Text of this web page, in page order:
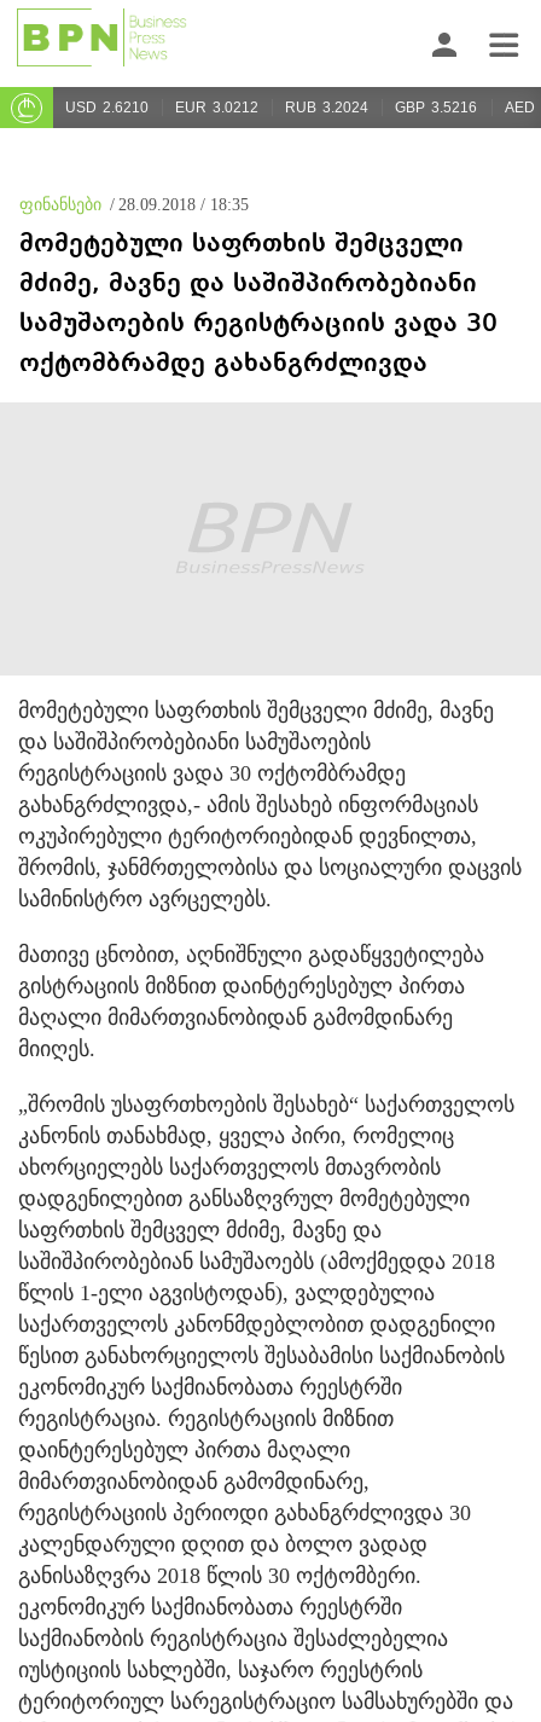
USD 2.6210 EUR 3.0212 RUB 3.2024 GBP 3.5216 AED
ფინანსები / 28.09.2018 / 18:35
მომეტებული საფრთხის შემცველი
მძიმე, მავნე და საშიშპირობებიანი
სამუშაოების რეგისტრაციის ვადა 30
ოქტომბრამდე გახანგრძლივდა
მომეტებული საფრთხის შემცველი მძიმე, მავნე
და საშიშპირობებიანი სამუშაოების
რეგისტრაციის ვადა 30 ოქტომბრამდე
გახანგრძლივდა,- ამის შესახებ ინფორმაციას
ოკუპირებული ტერიტორიებიდან დევნილთა,
შრომის, ჯანმრთელობისა და სოციალური დაცვის
სამინისტრო ავრცელებს.
მათივე ცნობით, აღნიშნული გადაწყვეტილება
გისტრაციის მიზნით დაინტერესებულ პირთა
მაღალი მიმართვიანობიდან გამომდინარე
მიიღეს.
„შრომის უსაფრთხოების შესახებ“ საქართველოს
კანონის თანახმად, ყველა პირი, რომელიც
ახორციელებს საქართველოს მთავრობის
დადგენილებით განსაზღვრულ მომეტებული
საფრთხის შემცველ მძიმე, მავნე და
საშიშპირობებიან სამუშაოებს (ამოქმედდა 2018
წლის 1-ელი აგვისტოდან), ვალდებულია
საქართველოს კანონმდებლობით დადგენილი
წესით განახორციელოს შესაბამისი საქმიანობის
ეკონომიკურ საქმიანობათა რეესტრში
რეგისტრაცია. რეგისტრაციის მიზნით
დაინტერესებულ პირთა მაღალი
მიმართვიანობიდან გამომდინარე,
რეგისტრაციის პერიოდი გახანგრძლივდა 30
კალენდარული დღით და ბოლო ვადად
განისაზღვრა 2018 წლის 30 ოქტომბერი.
ეკონომიკურ საქმიანობათა რეესტრში
საქმიანობის რეგისტრაცია შესაძლებელია
იუსტიციის სახლებში, საჯარო რეესტრის
ტერიტორიულ სარეგისტრაციო სამსახურებში და